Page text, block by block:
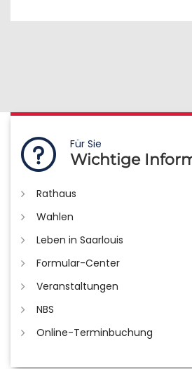
Für Sie
Wichtige
Rathaus
Wahlen
Leben in Saarlouis
Formular-Center
Veranstaltungen
NBS
Online-Terminbuchung